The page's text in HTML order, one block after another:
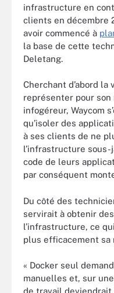
infrastructure en
clients en décembre
avoir commencé à
la base de cette
Deletang.
Cherchant d’abord la
représenter pour son
infogéreur, Waycom
qu’isoler des
à ses clients de ne
l’infrastructure
code de leurs
par conséquent
Du côté des
servirait à obtenir
l’infrastructure, ce
plus efficacement sa
« Docker seul
manuelles et, sur
de travail